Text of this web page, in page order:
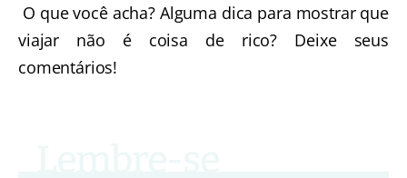
O que você acha? Alguma dica para mostrar que
viajar não é coisa de rico? Deixe seus
comentários!